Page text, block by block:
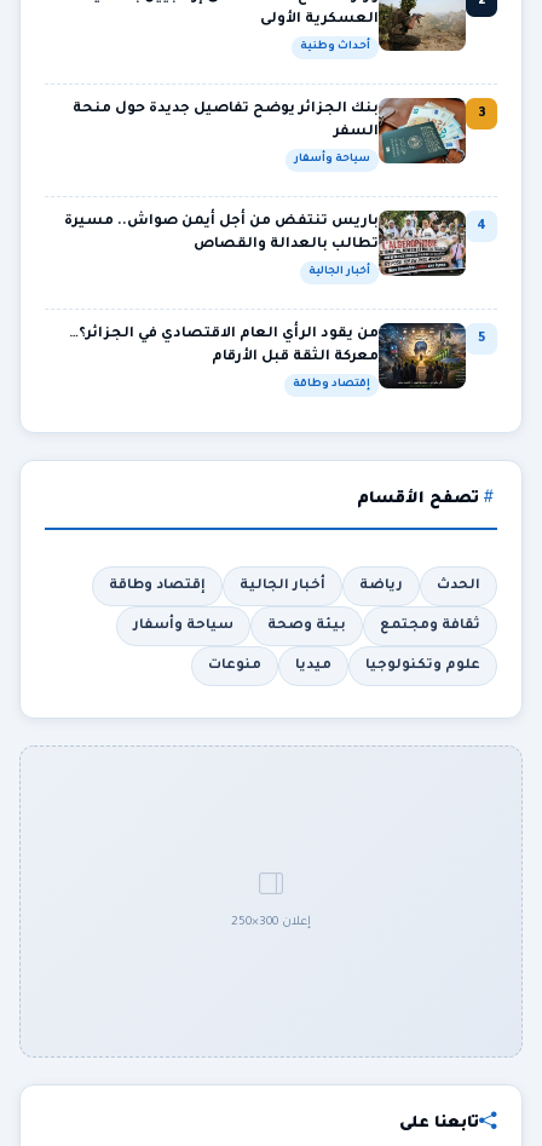
العسكرية الأولى
أحداث وطنية
3
بنك الجزائر يوضح تفاصيل جديدة حول منحة
السفر
سياحة وأسفار
4
باريس تنتفض من أجل أيمن صواش.. مسيرة
تطالب بالعدالة والقصاص
أخبار الجالية
5
من يقود الرأي العام الاقتصادي في الجزائر؟…
معركة الثقة قبل الأرقام
إقتصاد وطاقة
تصفح الأقسام
الحدث رياضة أخبار الجالية إقتصاد وطاقة
ثقافة ومجتمع بيئة وصحة سياحة وأسفار
علوم وتكنولوجيا ميديا منوعات
إعلان 300×250
تابعنا على